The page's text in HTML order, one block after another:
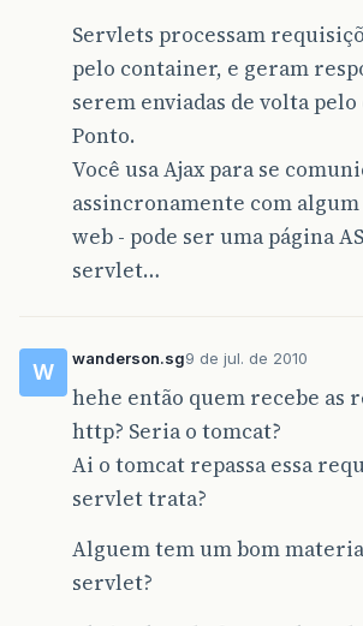
Servlets processam
pelo container, e geram
serem enviadas de volta
Ponto.
Você usa Ajax para se
assincronamente com
web - pode ser uma página
servlet…
W
wanderson.sg9 de jul. de 2010
hehe então quem recebe as
http? Seria o tomcat?
Ai o tomcat repassa essa
servlet trata?
Alguem tem um bom
servlet?